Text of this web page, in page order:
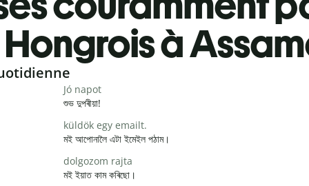
Hongrois à
Jó napot
শুভ দুপৰীয়া!
küldök egy emailt.
মই আপোনালৈ এটা ইমেইল পঠাম।
dolgozom rajta
মই ইয়াত কাম কৰিছো।